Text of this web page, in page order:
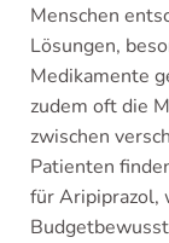
Menschen
Lösungen,
Medikamente
zudem oft die
zwischen
Patienten
für Aripiprazol,